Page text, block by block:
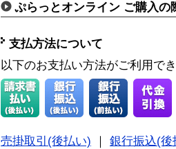
ぷらっとオンライン ご購入の
支払方法について
以下のお支払い方法がご利用で
売掛取引(後払い)
銀行振込(後